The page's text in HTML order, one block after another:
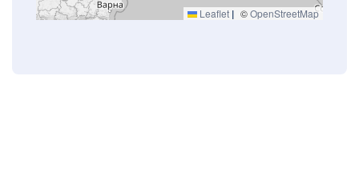
Leaflet | ©OpenStreetMap